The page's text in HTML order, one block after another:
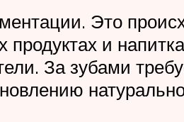
Это
и
За зубами